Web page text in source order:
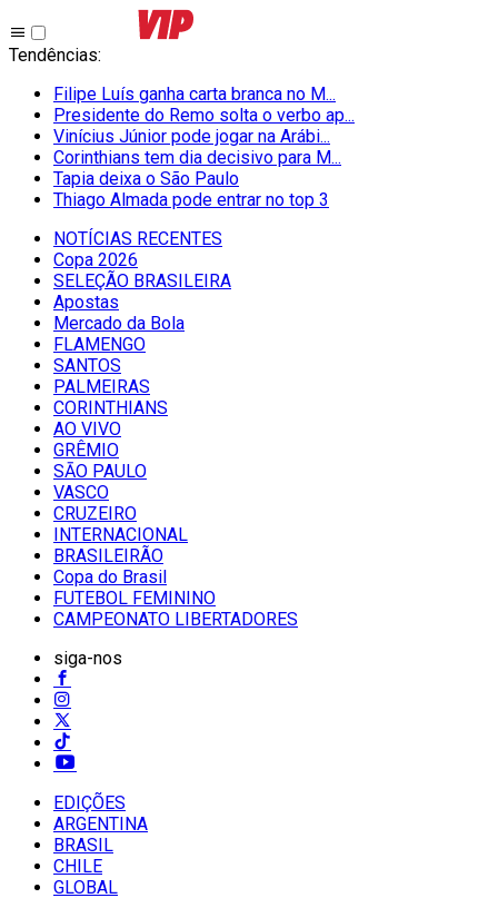
Tendências:
Filipe Luís ganha carta branca no M...
Presidente do Remo solta o verbo ap...
Vinícius Júnior pode jogar na Arábi...
Corinthians tem dia decisivo para M...
Tapia deixa o São Paulo
Thiago Almada pode entrar no top 3
NOTÍCIAS RECENTES
Copa 2026
SELEÇÃO BRASILEIRA
Apostas
Mercado da Bola
FLAMENGO
SANTOS
PALMEIRAS
CORINTHIANS
AO VIVO
GRÊMIO
SĀO PAULO
VASCO
CRUZEIRO
INTERNACIONAL
BRASILEIRÃO
Copa do Brasil
FUTEBOL FEMININO
CAMPEONATO LIBERTADORES
siga-nos
EDIÇÕES
ARGENTINA
BRASIL
CHILE
GLOBAL